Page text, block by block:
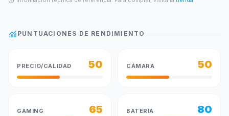
monitoring PUNTUACIONES DE RENDIMIENTO
PRECIO/CALIDAD 50 CÁMARA 50
GAMING 65 BATERÍA 80